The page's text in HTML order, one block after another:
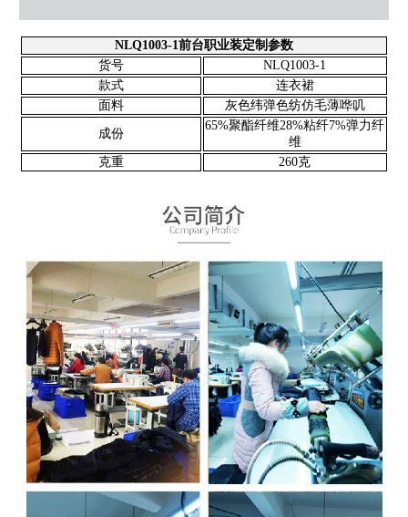
NLQ1003-1前台职业装定制参数
货号
NLQ1003-1
款式
连衣裙
面料
灰色纬弹色纺仿毛薄哗叽
成份
65%聚酯纤维28%粘纤7%弹力纤
维
克重
260克